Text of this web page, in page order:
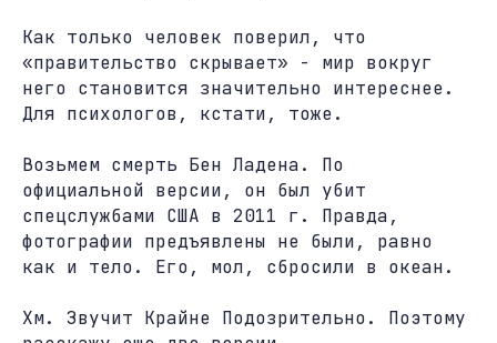
Как только человек поверил, что
«правительство скрывает» - мир вокруг
него становится значительно интереснее.
Для психологов, кстати, тоже.
Возьмем смерть Бен Ладена. По
официальной версии, он был убит
спецслужбами США в 2011 г. Правда,
фотографии предъявлены не были, равно
как и тело. Его, мол, сбросили в океан.
Хм. Звучит Крайне Подозрительно. Поэтому